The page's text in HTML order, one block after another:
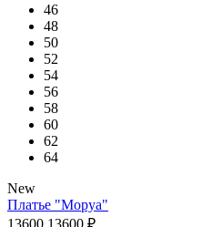
46
48
50
52
54
56
58
60
62
64
New
Платье "Моруа"
13600 13600 ₽